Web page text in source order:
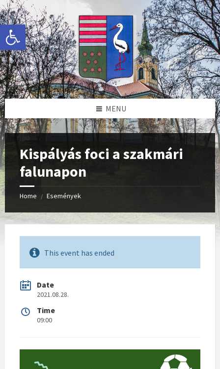
Eszköztár megnyitása
Skip
to
content
Skip
to
left
sidebar
Skip
to
footer
MENU
Kispályás foci a szakmári
falunapon
Home / Események
This event has ended
Date
2021.08.28.
Time
09:00